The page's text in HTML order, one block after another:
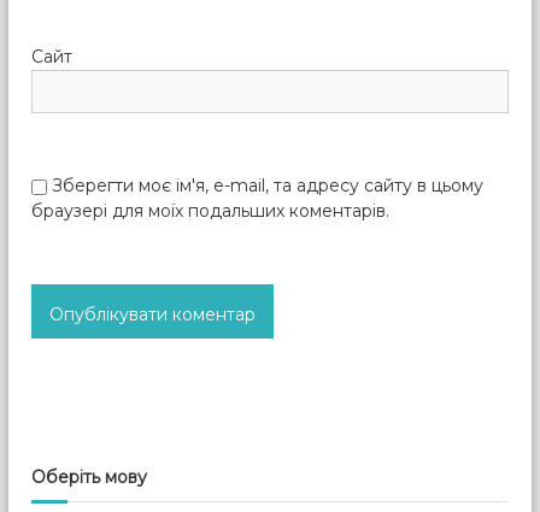
Сайт
Зберегти моє ім'я, e-mail, та адресу сайту в цьому
браузері для моїх подальших коментарів.
Оберіть мову